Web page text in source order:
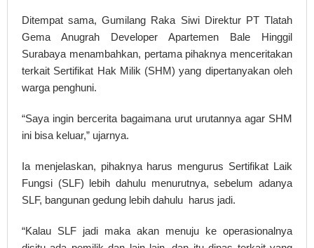
Ditempat sama, Gumilang Raka Siwi Direktur PT Tlatah
Gema Anugrah Developer Apartemen Bale Hinggil
Surabaya menambahkan, pertama pihaknya menceritakan
terkait Sertifikat Hak Milik (SHM) yang dipertanyakan oleh
warga penghuni.
“Saya ingin bercerita bagaimana urut urutannya agar SHM
ini bisa keluar,” ujarnya.
Ia menjelaskan, pihaknya harus mengurus Sertifikat Laik
Fungsi (SLF) lebih dahulu menurutnya, sebelum adanya
SLF, bangunan gedung lebih dahulu harus jadi.
“Kalau SLF jadi maka akan menuju ke operasionalnya